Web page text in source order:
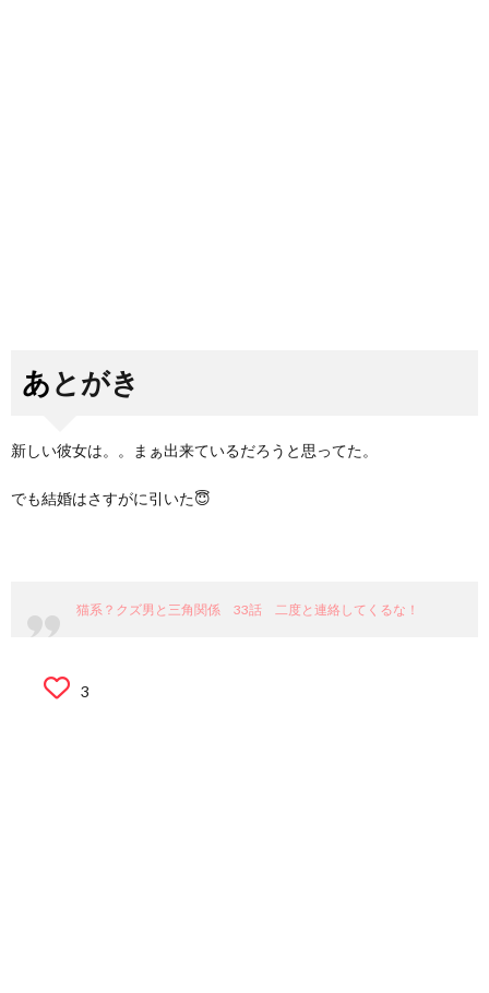
あとがき
新しい彼女は。。まぁ出来ているだろうと思ってた。
でも結婚はさすがに引いた😇
猫系？クズ男と三角関係 33話 二度と連絡してくるな！
3